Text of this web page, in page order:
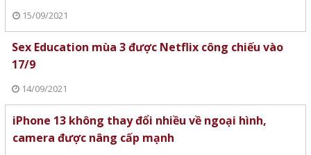
15/09/2021
Sex Education mùa 3 được Netflix công chiếu vào
17/9
14/09/2021
iPhone 13 không thay đổi nhiều về ngoại hình,
camera được nâng cấp mạnh